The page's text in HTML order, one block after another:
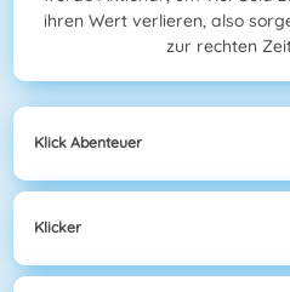
ihren Wert verlieren, also
zur rechten
Klick Abenteuer
Klicker